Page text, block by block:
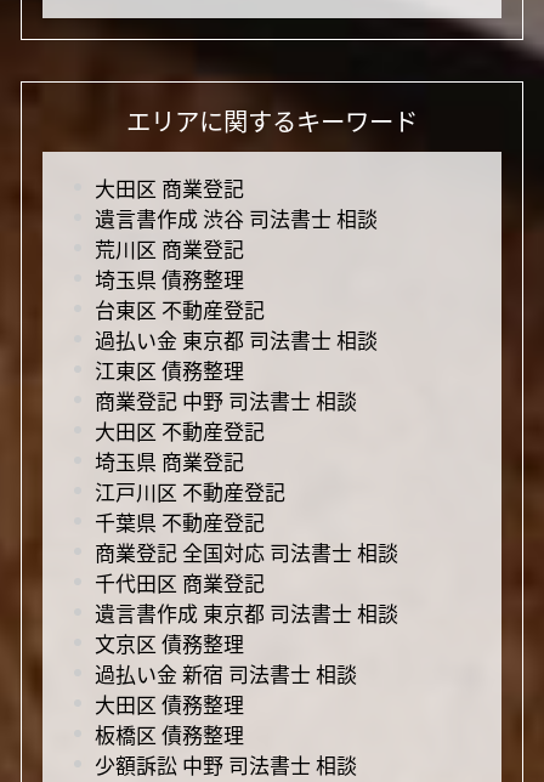
エリアに関するキーワード
大田区 商業登記
遺言書作成 渋谷 司法書士 相談
荒川区 商業登記
埼玉県 債務整理
台東区 不動産登記
過払い金 東京都 司法書士 相談
江東区 債務整理
商業登記 中野 司法書士 相談
大田区 不動産登記
埼玉県 商業登記
江戸川区 不動産登記
千葉県 不動産登記
商業登記 全国対応 司法書士 相談
千代田区 商業登記
遺言書作成 東京都 司法書士 相談
文京区 債務整理
過払い金 新宿 司法書士 相談
大田区 債務整理
板橋区 債務整理
少額訴訟 中野 司法書士 相談